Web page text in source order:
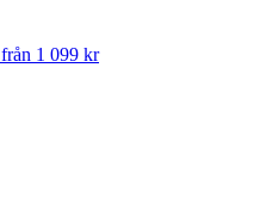
från 1 099 kr